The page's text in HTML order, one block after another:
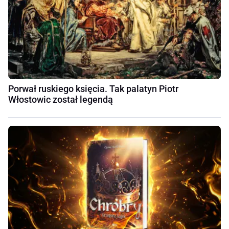
Porwał ruskiego księcia. Tak palatyn Piotr
Włostowic został legendą